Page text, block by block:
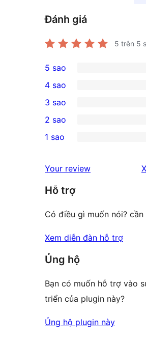
Đánh giá
5 trên 5
1
5-
star
review
5 sao
4-
star
reviews
4 sao
0
3-
star
3 sao
2-
reviews
2 sao
star
reviews
1 sao
Your review
Hỗ trợ
Có điều gì muốn nói?
Xem diễn đàn hỗ trợ
Ủng hộ
Bạn có muốn hỗ trợ vào
triển của plugin này?
Ủng hộ plugin này